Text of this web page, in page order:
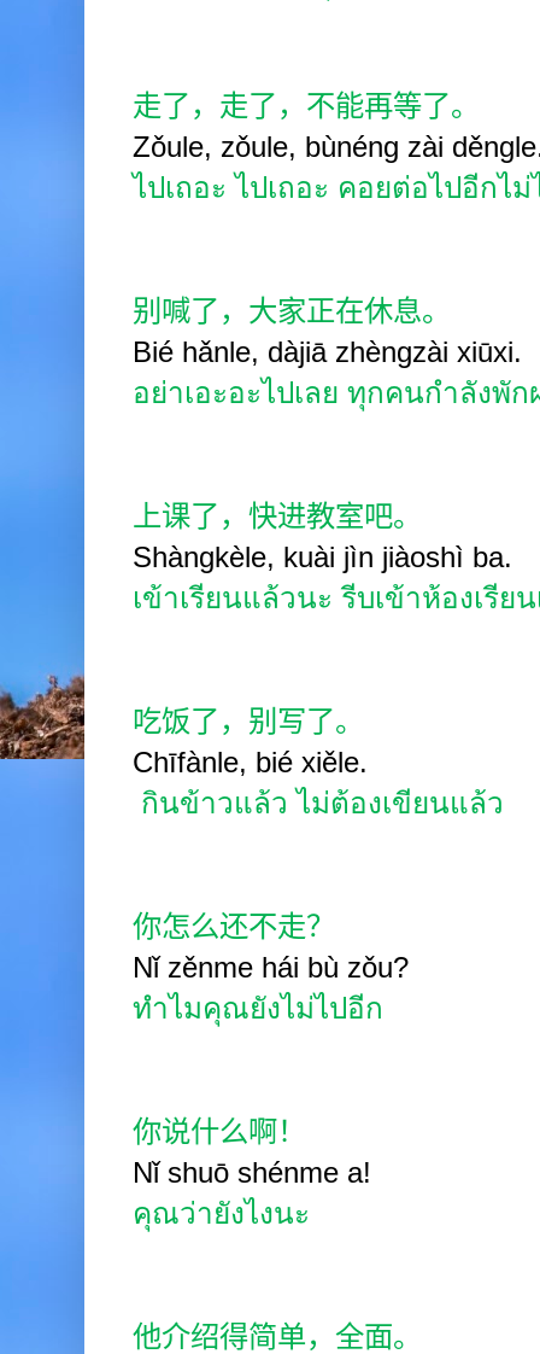
走了，走了，不能再等了。
Zǒule, zǒule, bùnéng zài
ไปเถอะ ไปเถอะ คอยต่อไปอีกไม่
别喊了，大家正在休息。
Bié hǎnle, dàjiā zhèngzài xiūxi.
อย่าเอะอะไปเลย ทุกคนกำลังพั
上课了，快进教室吧。
Shàngkèle, kuài jìn jiàoshì ba.
เข้าเรียนแล้วนะ รีบเข้าห้องเรียน
吃饭了，别写了。
Chīfànle, bié xiěle.
กินข้าวแล้ว ไม่ต้องเขียนแล้ว
你怎么还不走？
Nǐ zěnme hái bù zǒu?
ทำไมคุณยังไม่ไปอีก
你说什么啊！
Nǐ shuō shénme a!
คุณว่ายังไงนะ
他介绍得简单，全面。